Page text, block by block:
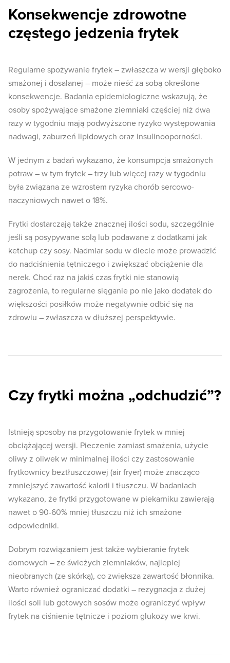
Konsekwencje zdrowotne
częstego jedzenia frytek
Regularne spożywanie frytek – zwłaszcza w wersji głęboko
smażonej i dosalanej – może nieść za sobą określone
konsekwencje. Badania epidemiologiczne wskazują, że
osoby spożywające smażone ziemniaki częściej niż dwa
razy w tygodniu mają podwyższone ryzyko występowania
nadwagi, zaburzeń lipidowych oraz insulinooporności.
W jednym z badań wykazano, że konsumpcja smażonych
potraw – w tym frytek – trzy lub więcej razy w tygodniu
była związana ze wzrostem ryzyka chorób sercowo-
naczyniowych nawet o 18%.
Frytki dostarczają także znacznej ilości sodu, szczególnie
jeśli są posypywane solą lub podawane z dodatkami jak
ketchup czy sosy. Nadmiar sodu w diecie może prowadzić
do nadciśnienia tętniczego i zwiększać obciążenie dla
nerek. Choć raz na jakiś czas frytki nie stanowią
zagrożenia, to regularne sięganie po nie jako dodatek do
większości posiłków może negatywnie odbić się na
zdrowiu – zwłaszcza w dłuższej perspektywie.
Czy frytki można „odchudzić”?
Istnieją sposoby na przygotowanie frytek w mniej
obciążającej wersji. Pieczenie zamiast smażenia, użycie
oliwy z oliwek w minimalnej ilości czy zastosowanie
frytkownicy beztłuszczowej (air fryer) może znacząco
zmniejszyć zawartość kalorii i tłuszczu. W badaniach
wykazano, że frytki przygotowane w piekarniku zawierają
nawet o 90-60% mniej tłuszczu niż ich smażone
odpowiedniki.
Dobrym rozwiązaniem jest także wybieranie frytek
domowych – ze świeżych ziemniaków, najlepiej
nieobranych (ze skórką), co zwiększa zawartość błonnika.
Warto również ograniczać dodatki – rezygnacja z dużej
ilości soli lub gotowych sosów może ograniczyć wpływ
frytek na ciśnienie tętnicze i poziom glukozy we krwi.